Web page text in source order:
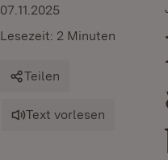
07.11.2025
Lesezeit: 2 Minuten
Teilen
Text vorlesen